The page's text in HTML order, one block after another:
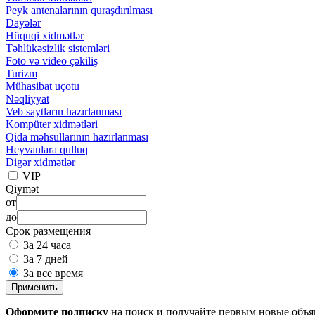
Peyk antenalarının quraşdırılması
Dayələr
Hüquqi xidmətlər
Təhlükəsizlik sistemləri
Foto və video çəkiliş
Turizm
Mühasibat uçotu
Nəqliyyat
Veb saytların hazırlanması
Kompüter xidmətləri
Qida məhsullarının hazırlanması
Heyvanlara qulluq
Digər xidmətlər
VIP
Qiymət
от
до
Срок размещения
За 24 часа
За 7 дней
За все время
Применить
Оформите подписку на поиск и получайте первым новые